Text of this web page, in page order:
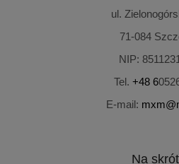
ul.
71-084
NIP:
Tel. +48 6
E-mail:
Na